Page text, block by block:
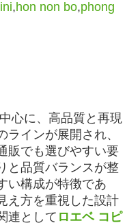
,hon non bo,phong
心に、高品質と再現
インが展開され、
販でも選びやすい要
と品質バランスが整
い構成が特徴であ
え方を重視した設計
連として ロエベ コピ